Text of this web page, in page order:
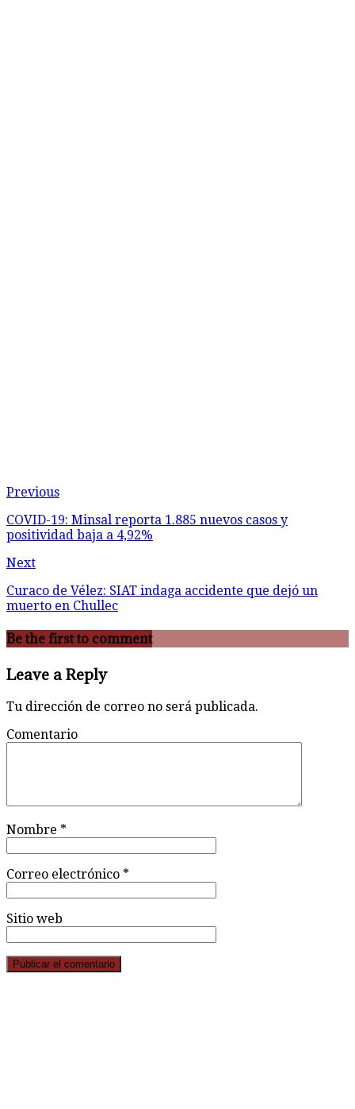
Previous
COVID-19: Minsal reporta 1.885 nuevos casos y
positividad baja a 4,92%
Next
Curaco de Vélez: SIAT indaga accidente que dejó un
muerto en Chullec
Be the first to comment
Leave a Reply
Tu dirección de correo no será publicada.
Comentario
Nombre *
Correo electrónico *
Sitio web